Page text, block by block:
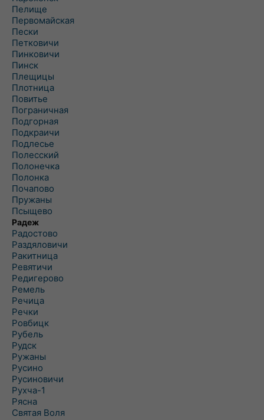
Пелище
Первомайская
Пески
Петковичи
Пинковичи
Пинск
Плещицы
Плотница
Повитье
Пограничная
Подгорная
Подкраичи
Подлесье
Полесский
Полонечка
Полонка
Почапово
Пружаны
Псыщево
Радеж
Радостово
Раздяловичи
Ракитница
Ревятичи
Редигерово
Ремель
Речица
Речки
Ровбицк
Рубель
Рудск
Ружаны
Русино
Русиновичи
Рухча-1
Рясна
Святая Воля